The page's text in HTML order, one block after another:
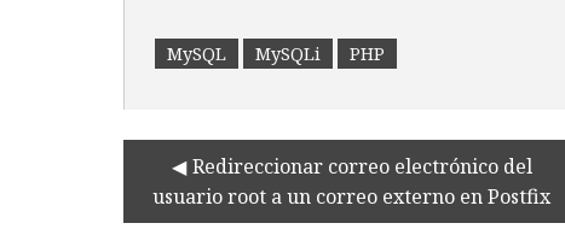
MySQL MySQLi PHP
Redireccionar correo electrónico del
usuario root a un correo externo en Postfix